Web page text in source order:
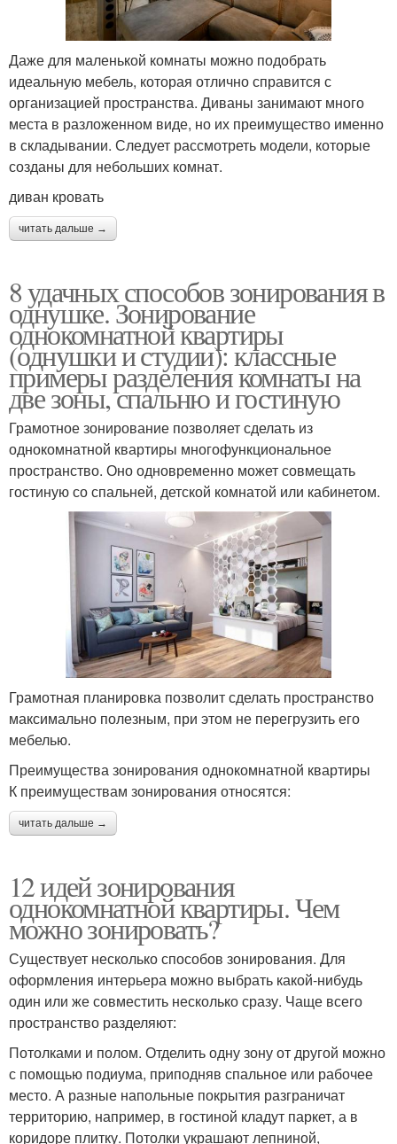
Даже для маленькой комнаты можно подобрать
идеальную мебель, которая отлично справится с
организацией пространства. Диваны занимают много
места в разложенном виде, но их преимущество именно
в складывании. Следует рассмотреть модели, которые
созданы для небольших комнат.
диван кровать
читать дальше →
8 удачных способов зонирования в
однушке. Зонирование
однокомнатной квартиры
(однушки и студии): классные
примеры разделения комнаты на
две зоны, спальню и гостиную
Грамотное зонирование позволяет сделать из
однокомнатной квартиры многофункциональное
пространство. Оно одновременно может совмещать
гостиную со спальней, детской комнатой или кабинетом.
Грамотная планировка позволит сделать пространство
максимально полезным, при этом не перегрузить его
мебелью.
Преимущества зонирования однокомнатной квартиры
К преимуществам зонирования относятся:
читать дальше →
12 идей зонирования
однокомнатной квартиры. Чем
можно зонировать?
Существует несколько способов зонирования. Для
оформления интерьера можно выбрать какой-нибудь
один или же совместить несколько сразу. Чаще всего
пространство разделяют:
Потолками и полом. Отделить одну зону от другой можно
с помощью подиума, приподняв спальное или рабочее
место. А разные напольные покрытия разграничат
территорию, например, в гостиной кладут паркет, а в
коридоре плитку. Потолки украшают лепниной,